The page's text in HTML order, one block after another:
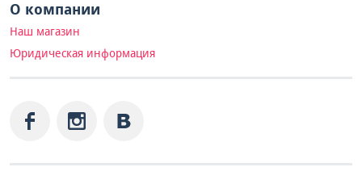
О компании
Наш магазин
Юридическая информация